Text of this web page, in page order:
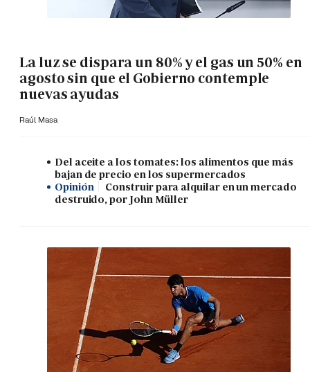
La luz se dispara un 80% y el gas un 50% en
agosto sin que el Gobierno contemple
nuevas ayudas
Raúl Masa
Del aceite a los tomates: los alimentos que más
bajan de precio en los supermercados
Opinión
Construir para alquilar en un mercado
destruido, por John Müller